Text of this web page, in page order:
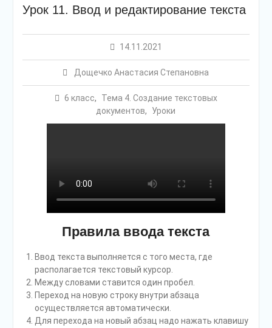
Урок 11. Ввод и редактирование текста
14.11.2021
Дощечко Анастасия Степановна
6 класс,
Тема 4. Создание текстовых
документов, Уроки
Правила ввода текста
Ввод текста выполняется с того места, где
располагается текстовый курсор.
Между словами ставится один пробел.
Переход на новую строку внутри абзаца
осуществляется автоматически.
Для перехода на новый абзац надо нажать клавишу